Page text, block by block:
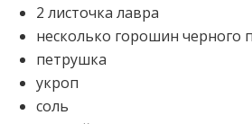
2 листочка лавра
несколько горошин черного
петрушка
укроп
соль